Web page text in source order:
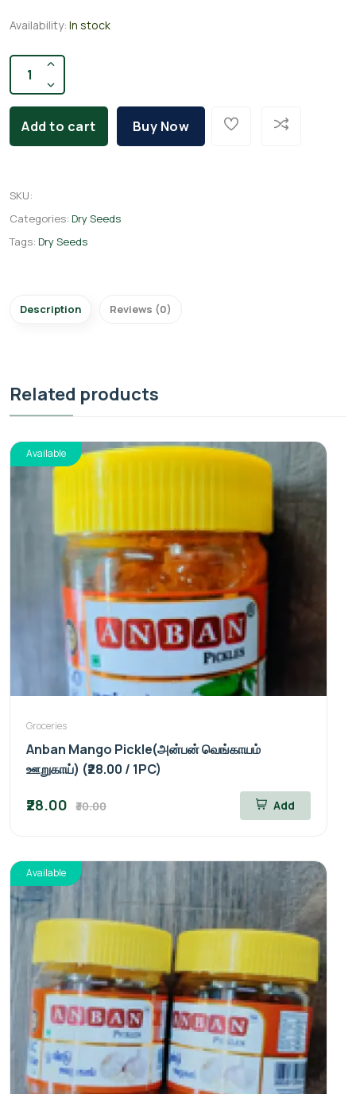
Availability: In stock
Add to cart Buy Now
SKU:
Categories: Dry Seeds
Tags: Dry Seeds
Description Reviews (0)
Related products
Available
Groceries
Anban Mango Pickle(அன்பன் வெங்காயம்
ஊறுகாய்) (₹28.00 / 1PC)
₹28.00 ₹30.00 Add
Available